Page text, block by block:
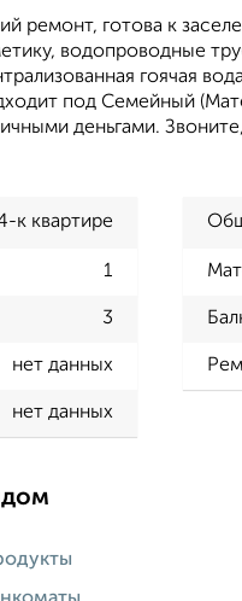
ремонт, готова к
водопроводные
гоячая
под Семейный
деньгами.
к квартире
1
3
нет данных
нет данных